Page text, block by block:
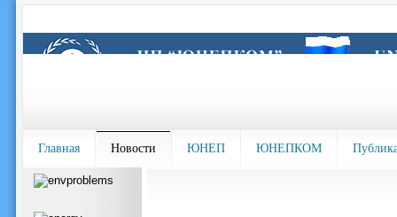
Главная Новости ЮНЕП ЮНЕПКОМ